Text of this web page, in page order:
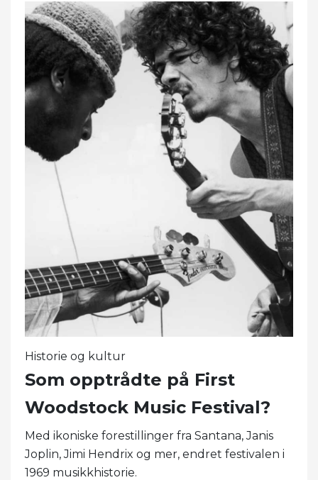
Historie og kultur
Som opptrådte på First
Woodstock Music Festival?
Med ikoniske forestillinger fra Santana, Janis
Joplin, Jimi Hendrix og mer, endret festivalen i
1969 musikkhistorie.